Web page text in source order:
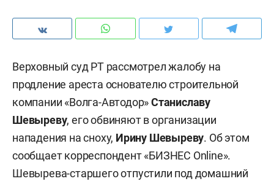
Верховный суд РТ рассмотрел жалобу на
продление ареста основателю строительной
компании «Волга-Автодор»Станиславу
Шевыреву, его обвиняют в организации
нападения на сноху, Ирину Шевыреву. Об этом
сообщает корреспондент «БИЗНЕС Online».
Шевырева-старшего отпустили под домашний